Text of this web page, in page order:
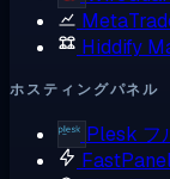
Hiddify
ホスティングパネル
Plesk フ